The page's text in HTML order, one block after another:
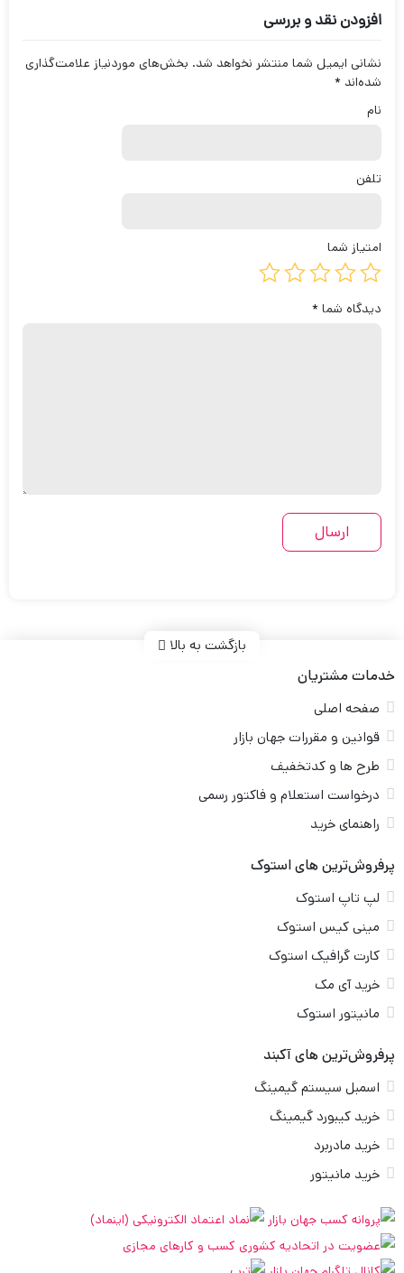
افزودن نقد و بررسی
نشانی ایمیل شما منتشر نخواهد شد. بخش‌های موردنیاز علامت‌گذاری
شده‌اند *
نام
تلفن
امتیاز شما
دیدگاه شما *
بازگشت به بالا
خدمات مشتریان
صفحه اصلی
قوانین و مقررات جهان بازار
طرح ها و کدتخفیف
درخواست استعلام و فاکتور رسمی
راهنمای خرید
پرفروش‌ترین های استوک
لپ تاپ استوک
مینی کیس استوک
کارت گرافیک استوک
خرید آی مک
مانیتور استوک
پرفروش‌ترین های آکبند
اسمبل سیستم گیمینگ
خرید کیبورد گیمینگ
خرید مادربرد
خرید مانیتور